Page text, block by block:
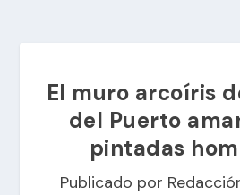
El muro arcoíris
del Puerto
pintadas
Publicado por